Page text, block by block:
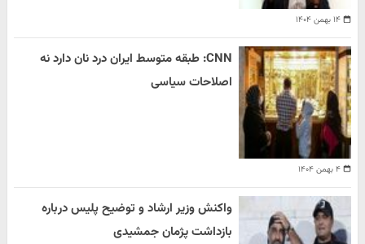
۱۴ بهمن ۱۴۰۴
۴ بهمن ۱۴۰۴
CNN: طبقه متوسط ایران درد نان دارد نه
اصلاحات سیاسی
واکنش وزیر ارشاد و توضیح پلیس درباره
بازداشت پژمان جمشیدی